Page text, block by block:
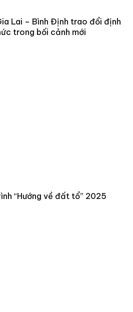
Lai – Bình Định trao đổi định
trong bối cảnh mới
“Hướng về đất tổ” 2025